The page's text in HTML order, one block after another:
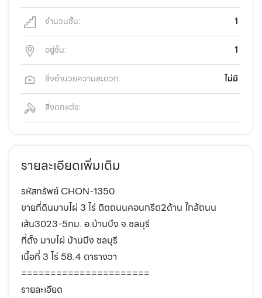
จำนวนชั้น: 1
อยู่ชั้น: 1
สิ่งอำนวยความสะดวก: ไม่มี
สิ่งตกแต่ง:
รายละเอียดเพิ่มเติม
รหัสทรัพย์ CHON-1350
ขายที่ดินมาบไผ่ 3 ไร่ ติดถนนคอนกรีต2ด้าน ใกล้ถนน
เส้น3023-5กม. อ.บ้านบึง จ.ชลบุรี
ที่ตั้ง มาบไผ่ บ้านบึง ชลบุรี
เนื้อที่ 3 ไร่ 58.4 ตารางวา
======================
รายละเอียด